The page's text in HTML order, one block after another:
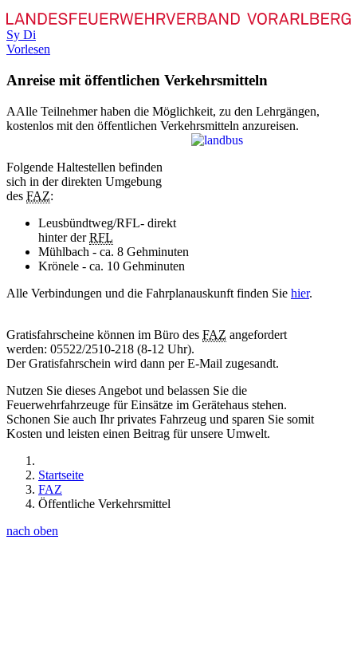
Sy Di
Vorlesen
Anreise mit öffentlichen Verkehrsmitteln
AAlle Teilnehmer haben die Möglichkeit, zu den Lehrgängen,
kostenlos mit den öffentlichen Verkehrsmitteln anzureisen.
Folgende Haltestellen befinden
sich in der direkten Umgebung
des FAZ:
Leusbündtweg/RFL- direkt
hinter derRFL
Mühlbach - ca. 8 Gehminuten
Krönele - ca. 10 Gehminuten
Alle Verbindungen und die Fahrplanauskunft finden Sie hier.
Gratisfahrscheine können im Büro des FAZ angefordert
werden: 05522/2510-218 (8-12 Uhr).
Der Gratisfahrschein wird dann per E-Mail zugesandt.
Nutzen Sie dieses Angebot und belassen Sie die
Feuerwehrfahrzeuge für Einsätze im Gerätehaus stehen.
Schonen Sie auch Ihr privates Fahrzeug und sparen Sie somit
Kosten und leisten einen Beitrag für unsere Umwelt.
Startseite
FAZ
Öffentliche Verkehrsmittel
nach oben